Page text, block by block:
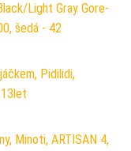
Light Gray Gore-
šedá - 42
Pidilidi,
Minoti, ARTISAN 4,